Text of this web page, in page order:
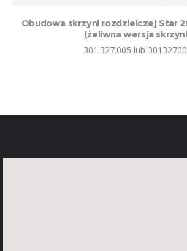
Obudowa skrzyni rozdzielczej Star
(żeliwna wersja
301.327.005 lub